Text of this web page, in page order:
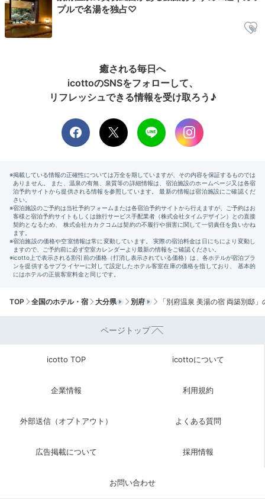
お酒を片手に、大人の時間を楽しんではいかがでしょう
か。
mgmg0088__
私達は館内のキッズルームで、おもちゃで遊んだりお絵描きをした
2日目
Morning
06:00
朝風呂や朝散歩で
リフレッシュ
森のひのき風呂
す。特に、森の清々しい空気に包まれる露天風呂がおす
プルで名湯を独占♡
癒される毎日へ
icottoのSNSをフォローして、
リフレッシュできる情報を受け取ろう♪
TOP 全国のホテル・宿 大分県 別府 「別府温泉 美湯の宿 両築別邸
ページトップ
icotto TOP icottoについて
企業情報 利用規約
外部送信（オプトアウト） よくある質問
広告掲載について 採用情報
お問い合わせ